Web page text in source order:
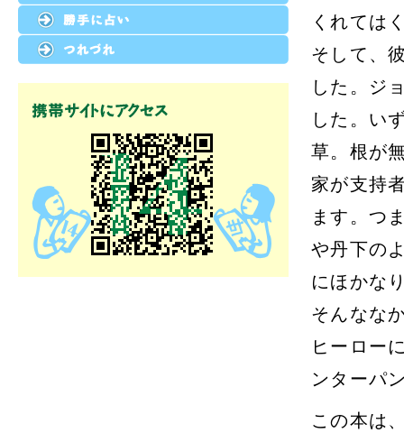
みんな14歳だった
勝手に占い
くれては
そして、
した。ジ
した。い
草。根が
家が支持
ます。つ
や丹下の
にほかな
そんなな
ヒーロー
ンターパ
この本は